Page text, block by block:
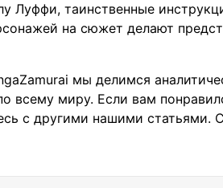
Луффи, таинственные
на сюжет делают
мы делимся
всему миру. Если вам
с другими нашими статьями.